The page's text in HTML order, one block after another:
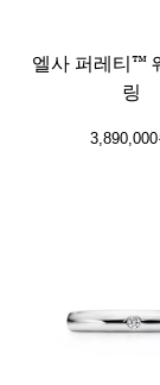
엘사 퍼레티™
링
3,890,000